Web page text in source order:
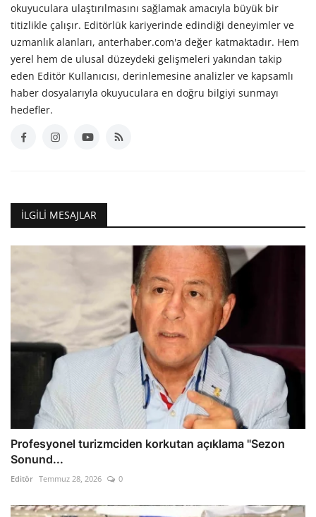
okuyuculara ulaştırılmasını sağlamak amacıyla büyük bir
titizlikle çalışır. Editörlük kariyerinde edindiği deneyimler ve
uzmanlık alanları, anterhaber.com'a değer katmaktadır. Hem
yerel hem de ulusal düzeydeki gelişmeleri yakından takip
eden Editör Kullanıcısı, derinlemesine analizler ve kapsamlı
haber dosyalarıyla okuyuculara en doğru bilgiyi sunmayı
hedefler.
İLGILI MESAJLAR
Profesyonel turizmciden korkutan açıklama "Sezon
Sonund...
Editör Temmuz 28, 2026 0